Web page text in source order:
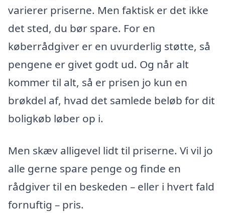
varierer priserne. Men faktisk er det ikke
det sted, du bør spare. For en
køberrådgiver er en uvurderlig støtte, så
pengene er givet godt ud. Og når alt
kommer til alt, så er prisen jo kun en
brøkdel af, hvad det samlede beløb for dit
boligkøb løber op i.
Men skæv alligevel lidt til priserne. Vi vil jo
alle gerne spare penge og finde en
rådgiver til en beskeden – eller i hvert fald
fornuftig – pris.